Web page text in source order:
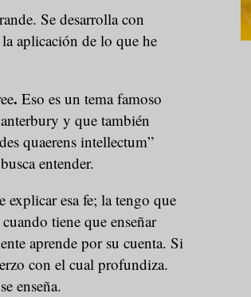
Se desarrolla con
aplicación de lo que he
. Eso es un tema famoso
y que también
quaerens intellectum”
entender.
esa fe; la tengo que
tiene que enseñar
aprende por su cuenta. Si
con el cual profundiza.
enseña.